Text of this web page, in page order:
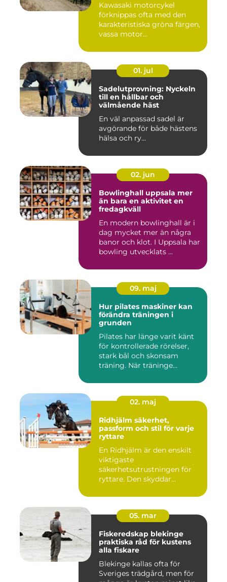
Kawasaki motorcykel
förknippas ofta med den
karakteristiska gröna färgen,
vassa motor...
01. jul
Sadelutprovning: Nyckeln
till en hållbar och
välmående häst
En väl anpassad sadel är
avgörande för både hästens
hälsa och ry...
02. jun
Bowlinghall uppsala mer
än bara en aktivitet en
fredagkväll
En modern bowlinghall är i
dag mycket mer än några
banor och klot. I Uppsala har
bowling utvecklats ...
09. maj
Hur pilates maskiner kan
förändra träningen i
grunden
Pilates har länge varit känt
för kontrollerade rörelser,
stark bål och skonsam
träning. När träninge...
02. maj
Ridhjälm säkerhet,
passform och stil för varje
ryttare
En Ridhjälm är den enskilt
viktigaste
säkerhetsutrustningen för
ryttare. Den skyddar
05. mar
Fiskeredskap blekinge
praktiska råd för kustens
alla fiskare
Blekinge kallas ofta för
Sveriges trädgård, men för